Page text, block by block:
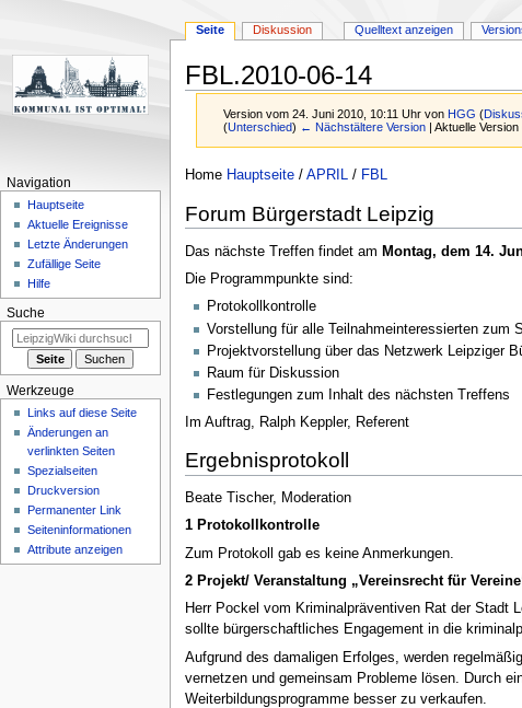
FBL.2010-06-14
Version vom 24. Juni 2010, 10:11 Uhr von HGG (
(Unterschied) ← Nächstältere Version | Aktuelle
Zur
springen
Zur
springen
Home Hauptseite/ APRIL/ FBL
Forum Bürgerstadt Leipzig
Das nächste Treffen findet am Montag, dem 14.
Die Programmpunkte sind:
Protokollkontrolle
Vorstellung für alle Teilnahmeinteressierten zum
Projektvorstellung über das Netzwerk Leipziger
Raum für Diskussion
Festlegungen zum Inhalt des nächsten Treffens
Im Auftrag, Ralph Keppler, Referent
Ergebnisprotokoll
Beate Tischer, Moderation
1 Protokollkontrolle
Zum Protokoll gab es keine Anmerkungen.
2 Projekt/ Veranstaltung „Vereinsrecht für
Herr Pockel vom Kriminalpräventiven Rat der Stadt
sollte bürgerschaftliches Engagement in die
Aufgrund des damaligen Erfolges, werden
vernetzen und gemeinsam Probleme lösen. Durch
Weiterbildungsprogramme besser zu verkaufen.
Seite Diskussion Quelltext anzeigen
Navigation
Hauptseite
Aktuelle Ereignisse
Letzte Änderungen
Zufällige Seite
Hilfe
Suche
Werkzeuge
Links auf diese Seite
Änderungen an
verlinkten Seiten
Spezialseiten
Druckversion
Permanenter Link
Seiten­informationen
Attribute anzeigen